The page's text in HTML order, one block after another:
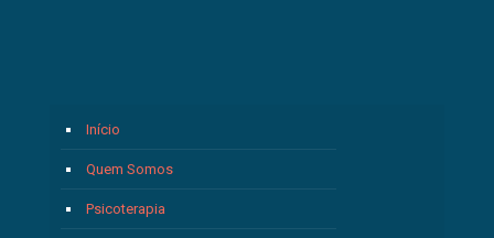
Início
Quem Somos
Psicoterapia